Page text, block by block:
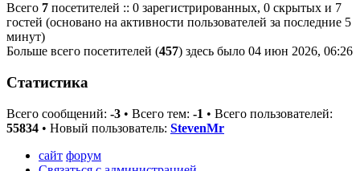
Всего 7 посетителей :: 0 зарегистрированных, 0 скрытых и 7
гостей (основано на активности пользователей за последние 5
минут)
Больше всего посетителей (457) здесь было 04 июн 2026, 06:26
Статистика
Всего сообщений: -3 • Всего тем: -1 • Всего пользователей:
55834 • Новый пользователь: StevenMr
сайт форум